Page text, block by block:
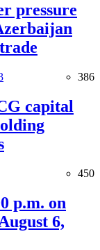
pressure
386
capital
450
p.m. on
6,